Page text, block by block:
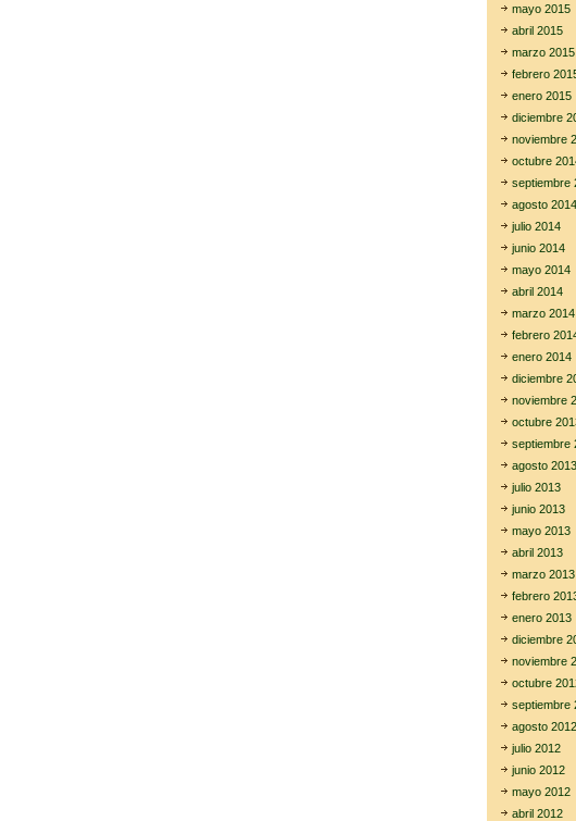
mayo 2015
abril 2015
marzo 2015
febrero
enero 2015
diciembre
noviembre
octubre
septiembre
agosto 2014
julio 2014
junio 2014
mayo 2014
abril 2014
marzo 2014
febrero
enero 2014
diciembre
noviembre
octubre
septiembre
agosto 2013
julio 2013
junio 2013
mayo 2013
abril 2013
marzo 2013
febrero
enero 2013
diciembre
noviembre
octubre
septiembre
agosto 2012
julio 2012
junio 2012
mayo 2012
abril 2012